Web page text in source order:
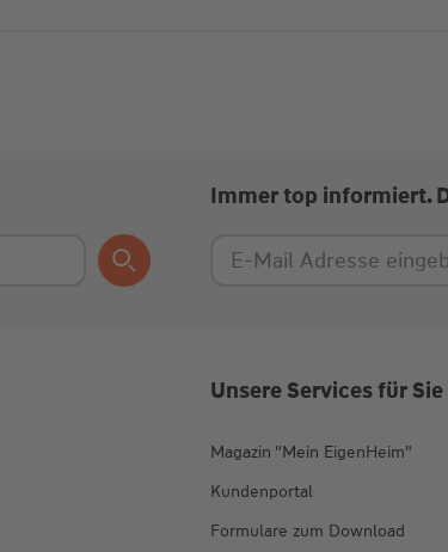
Immer top informiert.
Unsere Services für Sie
Magazin "Mein EigenHeim"
Kundenportal
Formulare zum Download